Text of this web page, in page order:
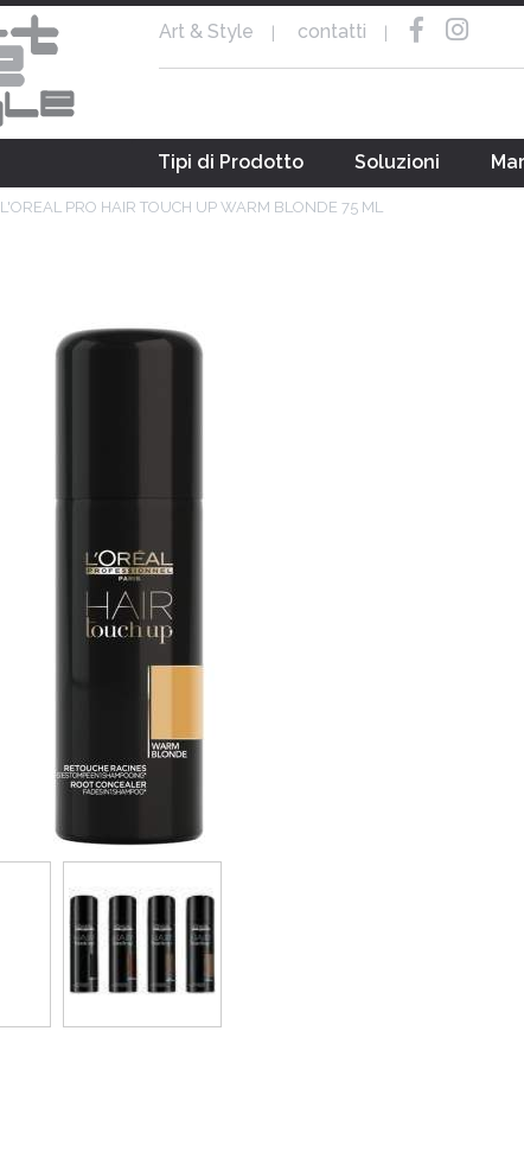
Art & Style | contatti |
Tipi di Prodotto Soluzioni
L'OREAL PRO HAIR TOUCH UP WARM BLONDE 75 ML